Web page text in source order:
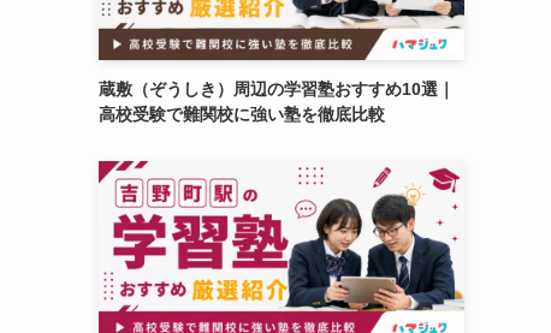
蔵敷（ぞうしき）周辺の学習塾おすすめ10選｜
高校受験で難関校に強い塾を徹底比較